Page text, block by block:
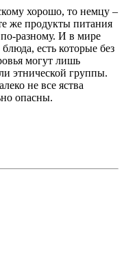
хорошо, то немцу –
же продукты питания
разному. И в мире
есть которые без
могут лишь
этнической группы.
не все яства
опасны.